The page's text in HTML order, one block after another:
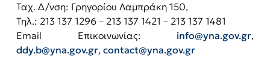
Ταχ. Δ/νση: Γρηγορίου Λαμπράκη 150,
Τηλ.: 213 137 1296 – 213 137 1421 – 213 137 1481
Email Επικοινωνίας: info@yna.gov.gr,
ddy.b@yna.gov.gr, contact@yna.gov.gr